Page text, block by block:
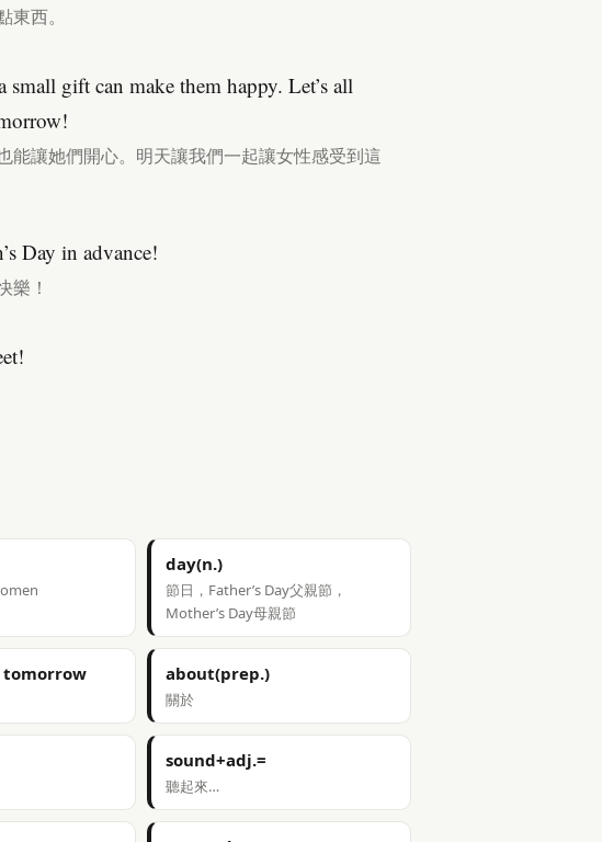
西。
small gift can make them happy. Let’s all
能讓她們開心。明天讓我們一起讓女性感受到這
Day in advance!
樂！
day(n.)
節日，Father’s Day父親節，
Mother’s Day母親節
about(prep.)
關於
sound+adj.=
聽起來…